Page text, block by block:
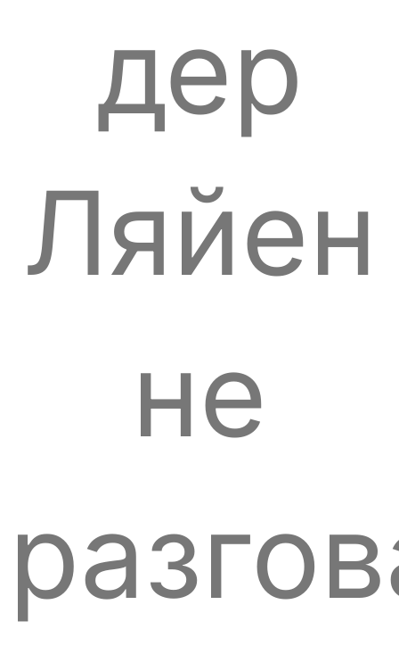
дер
Ляйен
не